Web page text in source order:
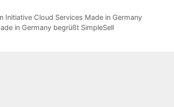
Initiative Cloud Services Made in Germany
in Germany begrüßt SimpleSell